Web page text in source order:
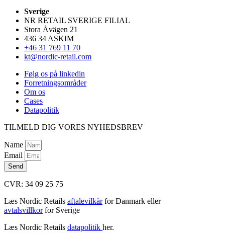
Sverige
NR RETAIL SVERIGE FILIAL
Stora Åvägen 21
436 34 ASKIM
+46 31 769 11 70
kt@nordic-retail.com
Følg os på linkedin
Forretningsområder
Om os
Cases
Datapolitik
TILMELD DIG VORES NYHEDSBREV
Name
Email
Send
CVR: 34 09 25 75
Læs Nordic Retails aftalevilkårfor Danmark eller
avtalsvillkorfor Sverige
Læs Nordic Retails datapolitik her.